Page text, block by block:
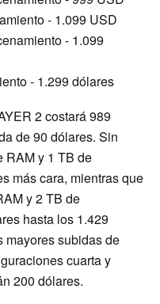
- 1.099 USD
- 1.099
- 1.299 dólares
2 costará 989
de 90 dólares. Sin
RAM y 1 TB de
más cara, mientras que
y 2 TB de
hasta los 1.429
mayores subidas de
cuarta y
200 dólares.